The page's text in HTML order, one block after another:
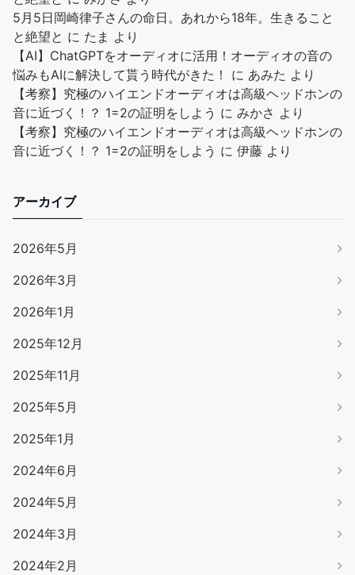
5月5日岡崎律子さんの命日。あれから18年。生きること
と絶望と に たま より
【AI】ChatGPTをオーディオに活用！オーディオの音の
悩みもAIに解決して貰う時代がきた！
に あみた より
【考察】究極のハイエンドオーディオは高級ヘッドホンの
音に近づく！？ 1=2の証明をしよう に みかさ より
【考察】究極のハイエンドオーディオは高級ヘッドホンの
音に近づく！？ 1=2の証明をしよう に 伊藤 より
アーカイブ
2026年5月
2026年3月
2026年1月
2025年12月
2025年11月
2025年5月
2025年1月
2024年6月
2024年5月
2024年3月
2024年2月